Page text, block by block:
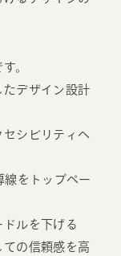
。
たデザイン設計
セシビリティへ
線をトップペー
ドルを下げる
ての信頼感を高